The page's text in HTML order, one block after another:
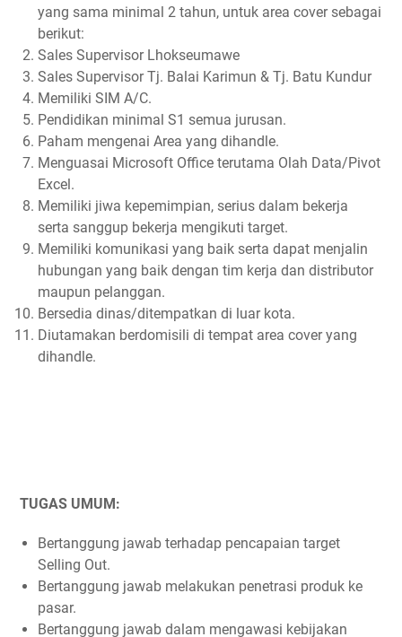
yang sama minimal 2 tahun, untuk area cover sebagai
berikut:
Sales Supervisor Lhokseumawe
Sales Supervisor Tj. Balai Karimun & Tj. Batu Kundur
Memiliki SIM A/C.
Pendidikan minimal S1 semua jurusan.
Paham mengenai Area yang dihandle.
Menguasai Microsoft Office terutama Olah Data/Pivot
Excel.
Memiliki jiwa kepemimpian, serius dalam bekerja
serta sanggup bekerja mengikuti target.
Memiliki komunikasi yang baik serta dapat menjalin
hubungan yang baik dengan tim kerja dan distributor
maupun pelanggan.
Bersedia dinas/ditempatkan di luar kota.
Diutamakan berdomisili di tempat area cover yang
dihandle.
TUGAS UMUM:
Bertanggung jawab terhadap pencapaian target
Selling Out.
Bertanggung jawab melakukan penetrasi produk ke
pasar.
Bertanggung jawab dalam mengawasi kebijakan